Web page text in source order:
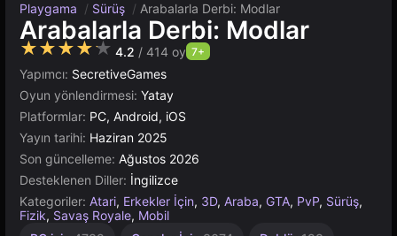
Playgama / Sürüş / Arabalarla Derbi: Modlar
Arabalarla Derbi: Modlar
★★★★★ 4.2 / 414 oy 7+
Yapımcı: SecretiveGames
Oyun yönlendirmesi: Yatay
Platformlar: PC, Android, iOS
Yayın tarihi: Haziran 2025
Son güncelleme: Ağustos 2026
Desteklenen Diller: İngilizce
Kategoriler: Atari, Erkekler İçin, 3D, Araba, GTA, PvP, Sürüş,
Fizik, Savaş Royale, Mobil